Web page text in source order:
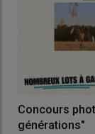
Concours
générations"